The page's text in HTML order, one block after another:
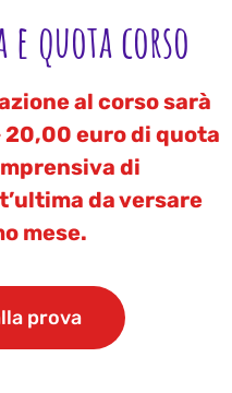
e quota corso
al corso sarà
20,00 euro di quota
di
da versare
mese.
prova